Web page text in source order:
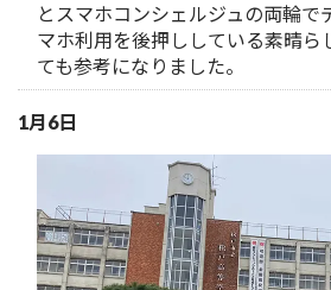
とスマホコンシェルジュの両輪で
マホ利用を後押ししている素晴ら
ても参考になりました。
1月6日